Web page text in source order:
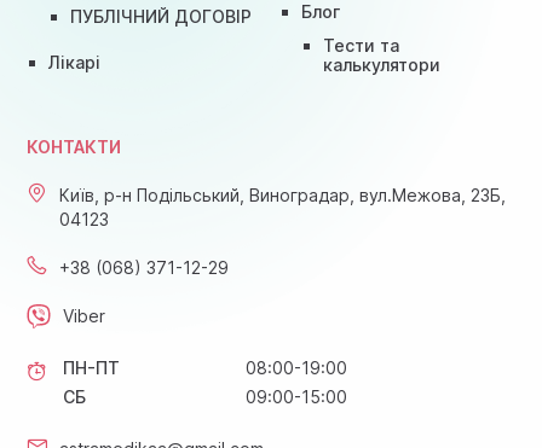
ПУБЛІЧНИЙ ДОГОВІР
Лікарі
Блог
Тести та
калькулятори
КОНТАКТИ
Київ, р-н Подільський, Виноградар, вул.Межова, 23Б,
04123
+38 (068) 371-12-29
Viber
ПН-ПТ
08:00-19:00
СБ
09:00-15:00